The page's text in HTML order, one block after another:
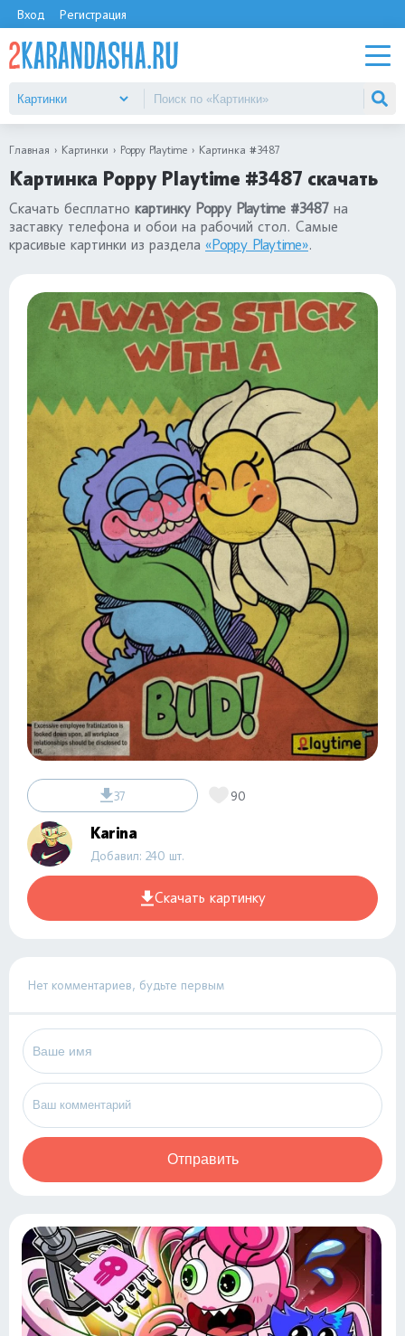
Вход Регистрация
Главная Картинки Poppy Playtime Картинка #3487
Картинка Poppy Playtime #3487 скачать
Скачать бесплатно картинку Poppy Playtime #3487 на
заставку телефона и обои на рабочий стол. Самые
красивые картинки из раздела «Poppy Playtime».
37 90
Karina
Добавил: 240 шт.
Скачать картинку
Нет комментариев, будьте первым
Отправить